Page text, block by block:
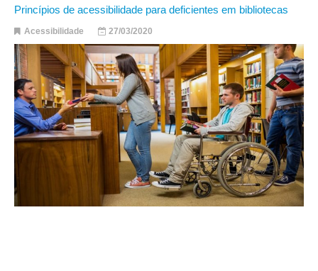
Princípios de acessibilidade para deficientes em bibliotecas
Acessibilidade 27/03/2020